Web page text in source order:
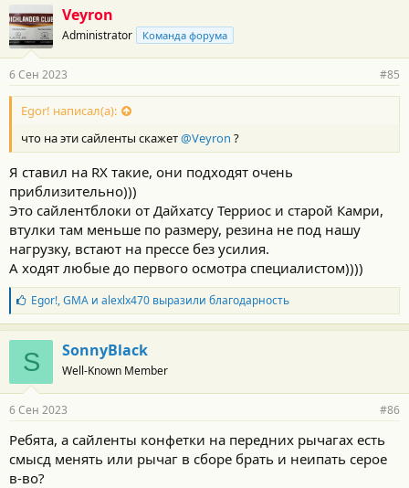
Veyron
Administrator Команда форума
6 Сен 2023 #85
Egor! написал(а):
что на эти сайленты скажет@Veyron ?
Я ставил на RX такие, они подходят очень
приблизительно)))
Это сайлентблоки от Дайхатсу Терриос и старой Камри,
втулки там меньше по размеру, резина не под нашу
нагрузку, встают на прессе без усилия.
А ходят любые до первого осмотра специалистом))))
Б
л
а
г
о
д
а
н
о
с
т
и
Egor!,GMAи alexlx470выразили благодарность
S SonnyBlack
Well-Known Member
6 Сен 2023 #86
Ребята, а сайленты конфетки на передних рычагах есть
смысд менять или рычаг в сборе брать и неипать серое
в-во?